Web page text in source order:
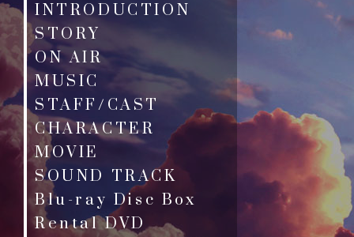
INTRODUCTION
STORY
ON AIR
MUSIC
STAFF/CAST
CHARACTER
MOVIE
SOUND TRACK
Blu-ray Disc Box
Rental DVD